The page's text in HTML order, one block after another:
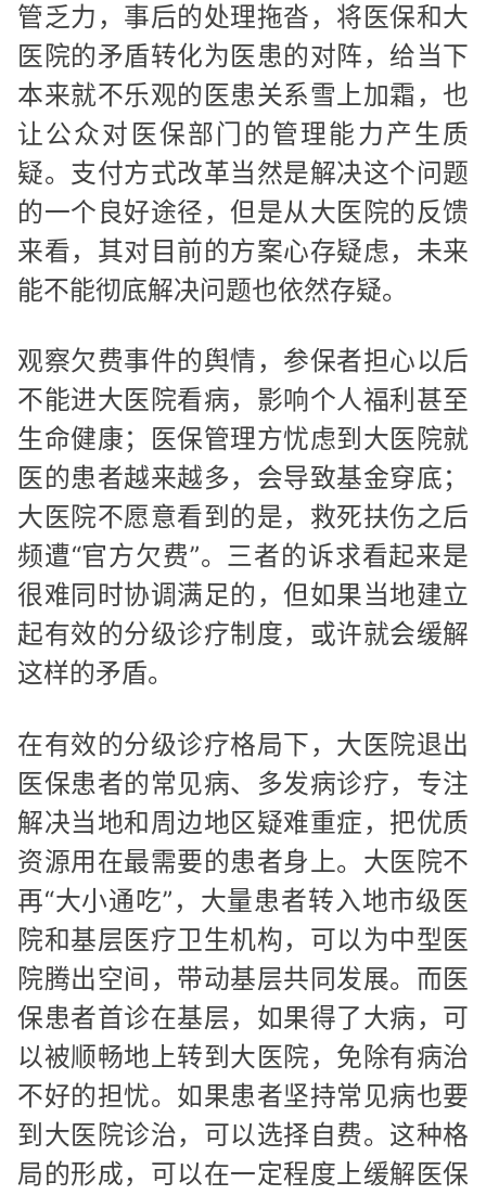
管乏力，事后的处理拖沓，将医保和大
医院的矛盾转化为医患的对阵，给当下
本来就不乐观的医患关系雪上加霜，也
让公众对医保部门的管理能力产生质
疑。支付方式改革当然是解决这个问题
的一个良好途径，但是从大医院的反馈
来看，其对目前的方案心存疑虑，未来
能不能彻底解决问题也依然存疑。
观察欠费事件的舆情，参保者担心以后
不能进大医院看病，影响个人福利甚至
生命健康；医保管理方忧虑到大医院就
医的患者越来越多，会导致基金穿底；
大医院不愿意看到的是，救死扶伤之后
频遭“官方欠费”。三者的诉求看起来是
很难同时协调满足的，但如果当地建立
起有效的分级诊疗制度，或许就会缓解
这样的矛盾。
在有效的分级诊疗格局下，大医院退出
医保患者的常见病、多发病诊疗，专注
解决当地和周边地区疑难重症，把优质
资源用在最需要的患者身上。大医院不
再“大小通吃”，大量患者转入地市级医
院和基层医疗卫生机构，可以为中型医
院腾出空间，带动基层共同发展。而医
保患者首诊在基层，如果得了大病，可
以被顺畅地上转到大医院，免除有病治
不好的担忧。如果患者坚持常见病也要
到大医院诊治，可以选择自费。这种格
局的形成，可以在一定程度上缓解医保